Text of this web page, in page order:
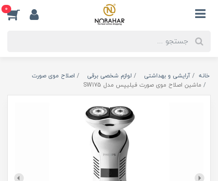
0
خانه آرایشی و بهداشتی لوازم شخصی برقی
اصلاح موی صورت
ماشین اصلاح موی صورت فیلیپس مدل SW175